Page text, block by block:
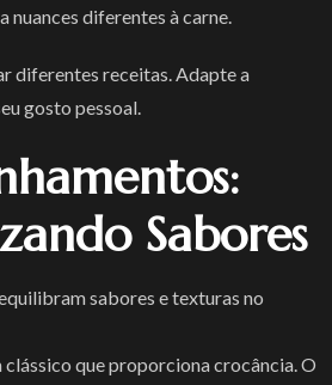
nuances diferentes à carne.
diferentes receitas. Adapte a
gosto pessoal.
Sabores
sabores e texturas no
que proporciona crocância. O